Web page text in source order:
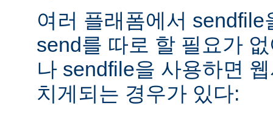
여러 플래폼에서
send를 따로 할 필요가
나 sendfile을 사용하면
치게되는 경우가 있다: